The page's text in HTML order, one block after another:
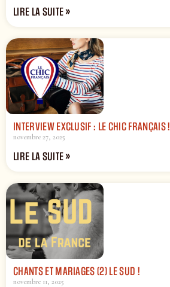
LIRE LA SUITE »
INTERVIEW EXCLUSIF : LE CHIC FRANÇAIS !
novembre 27, 2025
LIRE LA SUITE »
CHANTS ET MARIAGES (2) LE SUD !
novembre 11, 2025